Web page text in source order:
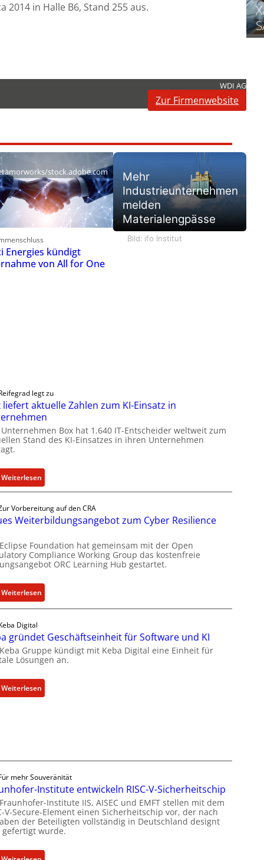
2014 in Halle B6, Stand 255 aus.
WDI AG
Zur Firmenwebsite
stock.adobe.com
Energies kündigt
von All for One
Mehr
Industrieunternehmen
melden
Materialengpässe
Bild: ifo Institut
legt zu
liefert aktuelle Zahlen zum KI-Einsatz in
Unternehmen Box hat 1.640 IT-Entscheider weltweit zum
Stand des KI-Einsatzes in ihren Unternehmen
Weiterlesen:
B
x
l
e
f
t
t
u
e
l
e
e
n
z
u
m
K
I
-
Vorbereitung auf den CRA
Weiterbildungsangebot zum Cyber Resilience
Foundation hat gemeinsam mit der Open
Compliance Working Group das kostenfreie
ORC Learning Hub gestartet.
Weiterlesen:
N
e
s
W
e
i
d
u
n
g
s
n
Digital
gründet Geschäftseinheit für Software und KI
Gruppe kündigt mit Keba Digital eine Einheit für
Lösungen an.
Weiterlesen:
K
r
ü
n
d
e
t
G
e
mehr Souveränität
Institute entwickeln RISC-V-Sicherheitschip
Institute IIS, AISEC und EMFT stellen mit dem
V-Secure-Element einen Sicherheitschip vor, der nach
der Beteiligten vollständig in Deutschland designt
wurde.